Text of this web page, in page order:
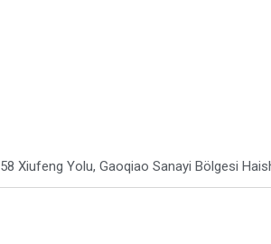
58 Xiufeng Yolu, Gaoqiao Sanayi Bölgesi